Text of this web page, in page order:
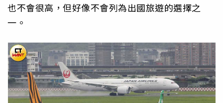
也不會很高，但好像不會列為出國旅遊的選擇之
一。